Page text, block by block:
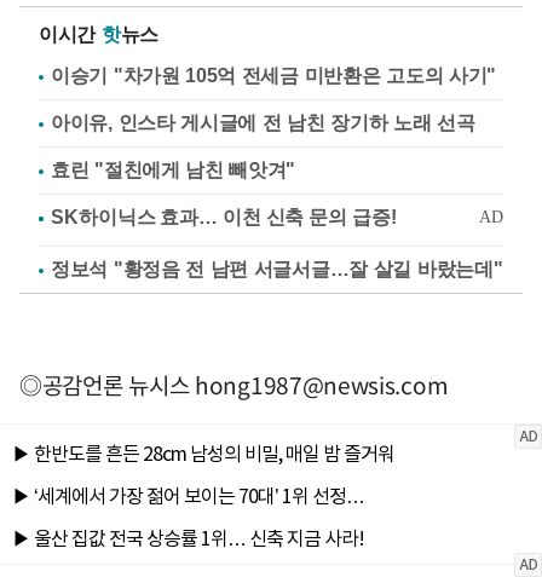
이시간 핫뉴스
이승기 "차가원 105억 전세금 미반환은 고도의 사기"
아이유, 인스타 게시글에 전 남친 장기하 노래 선곡
효린 "절친에게 남친 빼앗겨"
정보석 "황정음 전 남편 서글서글…잘 살길 바랐는데"
◎공감언론 뉴시스hong1987@newsis.com